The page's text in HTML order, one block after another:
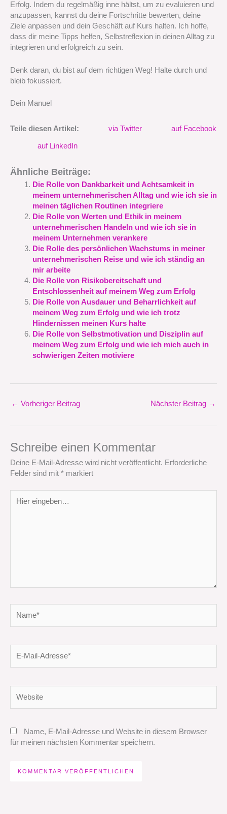
Erfolg. Indem du regelmäßig inne hältst, um zu evaluieren und
anzupassen, kannst du deine Fortschritte bewerten, deine
Ziele anpassen und dein Geschäft auf Kurs halten. Ich hoffe,
dass dir meine Tipps helfen, Selbstreflexion in deinen Alltag zu
integrieren und erfolgreich zu sein.
Denk daran, du bist auf dem richtigen Weg! Halte durch und
bleib fokussiert.
Dein Manuel
Teile diesen Artikel: via Twitter auf Facebook
auf LinkedIn
Ähnliche Beiträge:
Die Rolle von Dankbarkeit und Achtsamkeit in
meinem unternehmerischen Alltag und wie ich sie in
meinen täglichen Routinen integriere
Die Rolle von Werten und Ethik in meinem
unternehmerischen Handeln und wie ich sie in
meinem Unternehmen verankere
Die Rolle des persönlichen Wachstums in meiner
unternehmerischen Reise und wie ich ständig an
mir arbeite
Die Rolle von Risikobereitschaft und
Entschlossenheit auf meinem Weg zum Erfolg
Die Rolle von Ausdauer und Beharrlichkeit auf
meinem Weg zum Erfolg und wie ich trotz
Hindernissen meinen Kurs halte
Die Rolle von Selbstmotivation und Disziplin auf
meinem Weg zum Erfolg und wie ich mich auch in
schwierigen Zeiten motiviere
← Vorheriger Beitrag Nächster Beitrag →
Schreibe einen Kommentar
Deine E-Mail-Adresse wird nicht veröffentlicht. Erforderliche
Felder sind mit * markiert
eingeben…
Mail-
Name, E-Mail-Adresse und Website in diesem Browser
für meinen nächsten Kommentar speichern.